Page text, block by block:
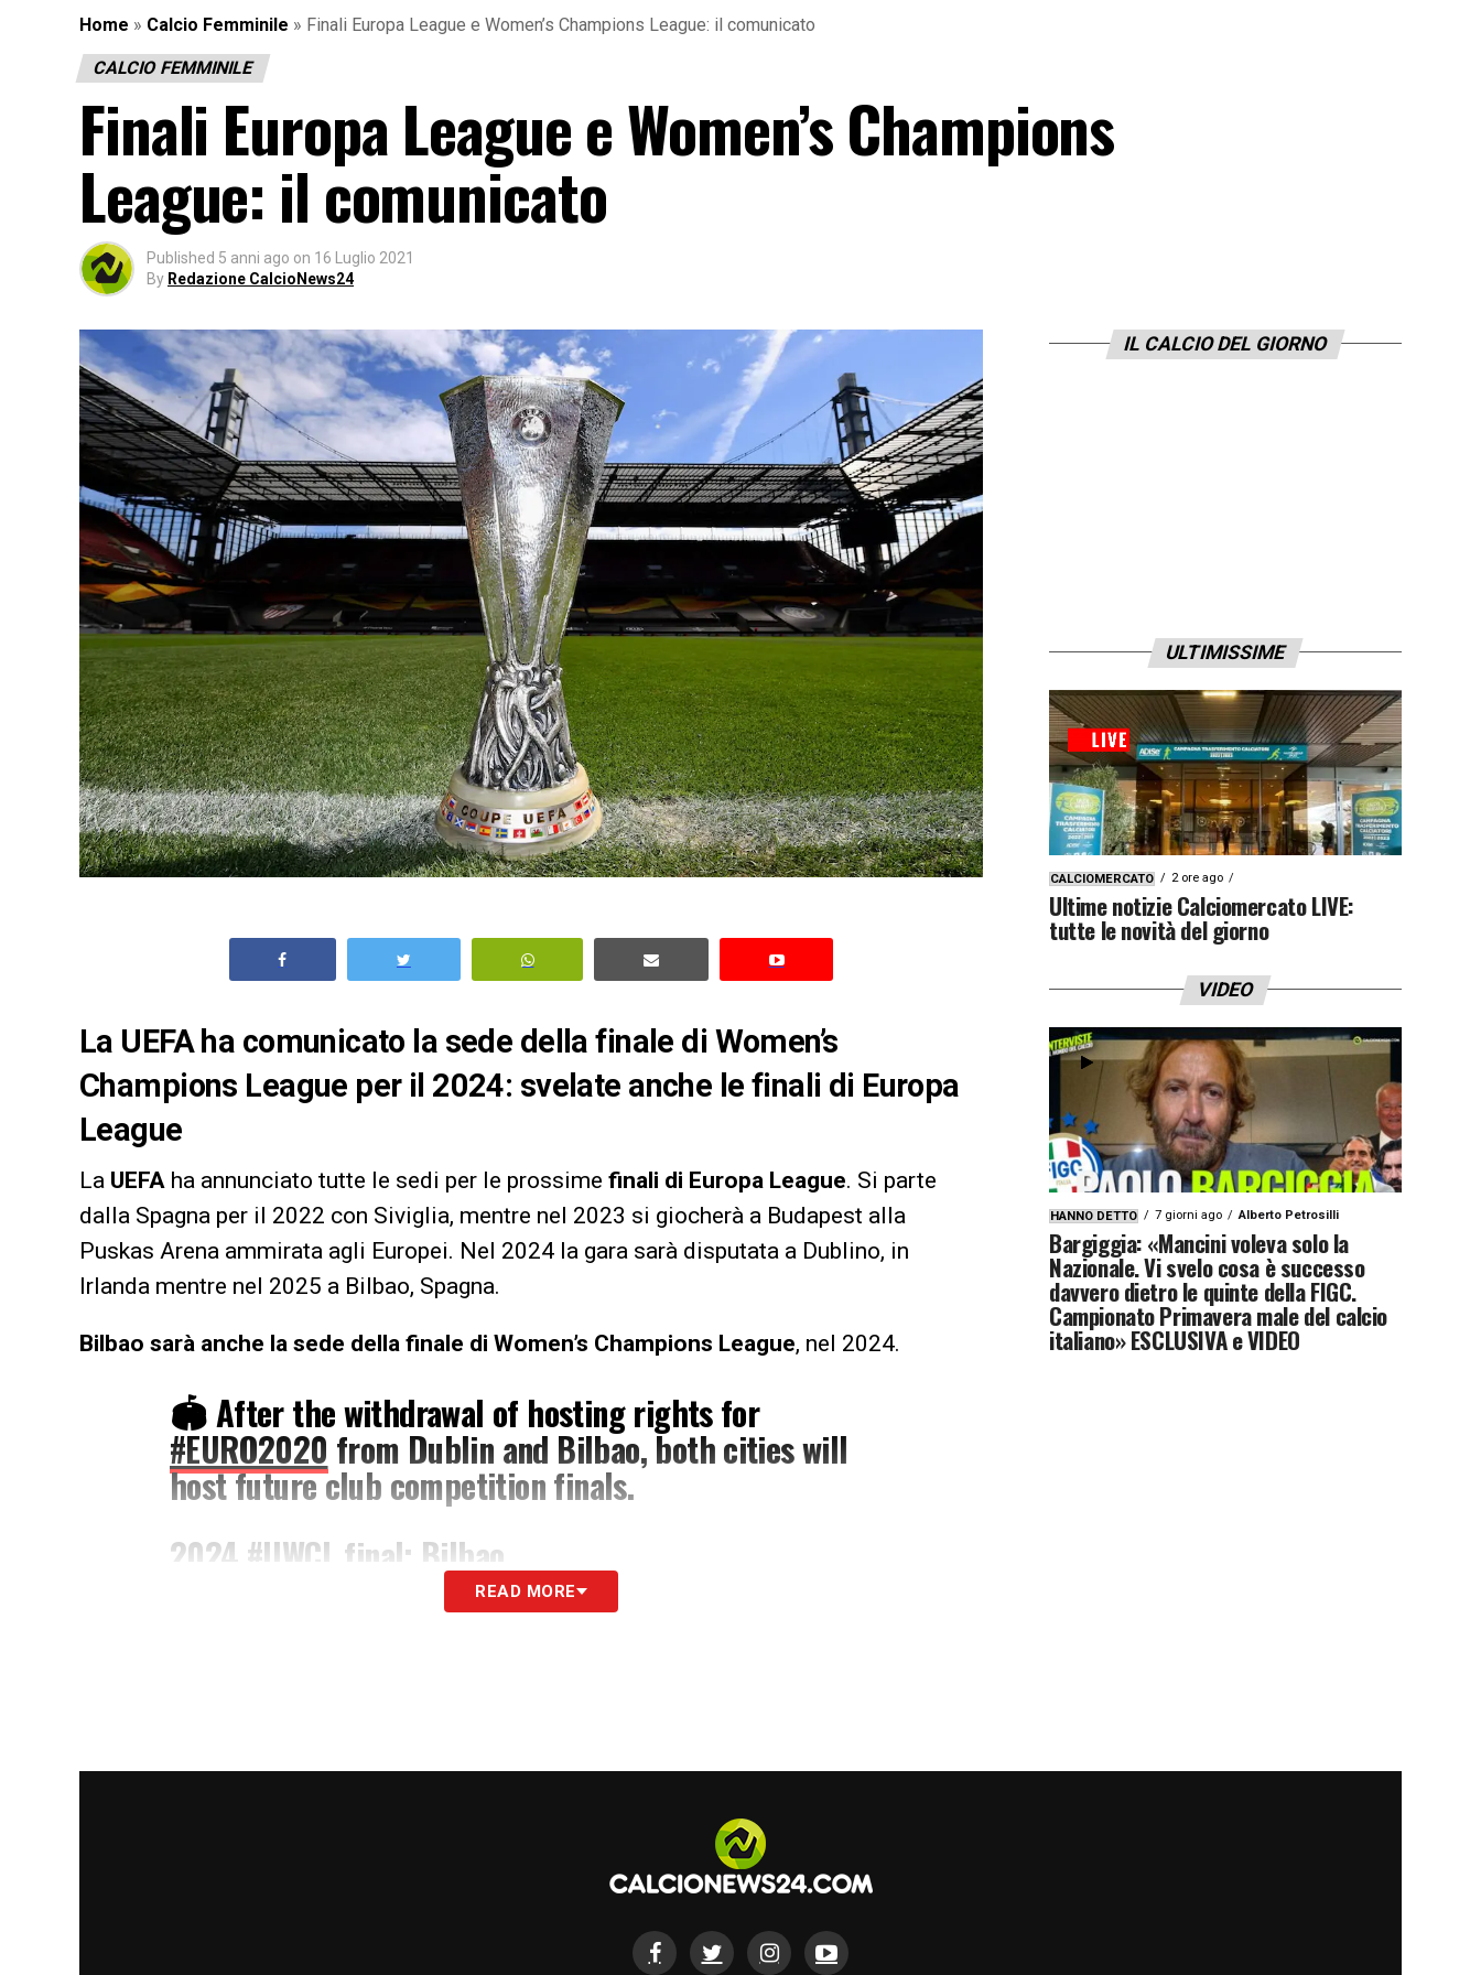
Home » Calcio Femminile » Finali Europa League e Women’s Champions League: il comunicato
CALCIO FEMMINILE
Finali Europa League e Women’s Champions
League: il comunicato
Published 5 anni ago on 16 Luglio 2021
By Redazione CalcioNews24
La UEFA ha comunicato la sede della finale di Women’s
Champions League per il 2024: svelate anche le finali di Europa
League
La UEFA ha annunciato tutte le sedi per le prossime finali di Europa League. Si parte
dalla Spagna per il 2022 con Siviglia, mentre nel 2023 si giocherà a Budapest alla
Puskas Arena ammirata agli Europei. Nel 2024 la gara sarà disputata a Dublino, in
Irlanda mentre nel 2025 a Bilbao, Spagna.
Bilbao sarà anche la sede della finale di Women’s Champions League, nel 2024.
🏟️ After the withdrawal of hosting rights for
#EURO2020 from Dublin and Bilbao, both cities will
host future club competition finals.
2024 #UWCL final: Bilbao
🇮🇪 2024: Dublin, Ireland
READ MORE
IL CALCIO DEL GIORNO
ULTIMISSIME
CALCIOMERCATO 2 ore ago
Ultime notizie Calciomercato LIVE:
tutte le novità del giorno
VIDEO
HANNO DETTO 7 giorni ago Alberto Petrosilli
Bargiggia: «Mancini voleva solo la
Nazionale. Vi svelo cosa è successo
davvero dietro le quinte della FIGC.
Campionato Primavera male del calcio
italiano» ESCLUSIVA e VIDEO